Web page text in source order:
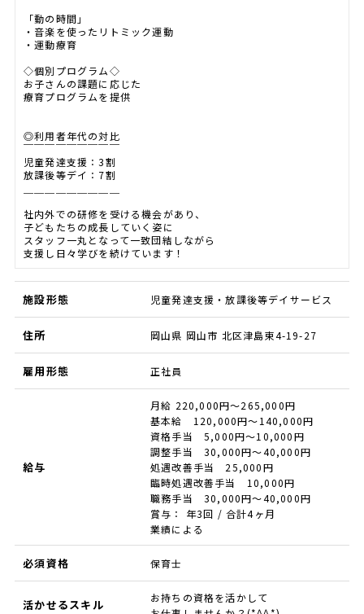
「動の時間」
・音楽を使ったリトミック運動
・運動療育
◇個別プログラム◇
お子さんの課題に応じた
療育プログラムを提供
◎利用者年代の対比
￣￣￣￣￣￣￣￣￣
児童発達支援：3割
放課後等デイ：7割
社内外での研修を受ける機会があり、
子どもたちの成長していく姿に
スタッフ一丸となって一致団結しながら
支援し日々学びを続けています！
施設形態 児童発達支援・放課後等デイサービス
住所 岡山県 岡山市 北区津島東4-19-27
雇用形態 正社員
給与
月給 220,000円～265,000円
基本給 120,000円～140,000円
資格手当 5,000円～10,000円
調整手当 30,000円～40,000円
処遇改善手当 25,000円
臨時処遇改善手当 10,000円
職務手当 30,000円～40,000円
賞与： 年3回 / 合計4ヶ月
業績による
必須資格 保育士
活かせるスキル
お持ちの資格を活かして